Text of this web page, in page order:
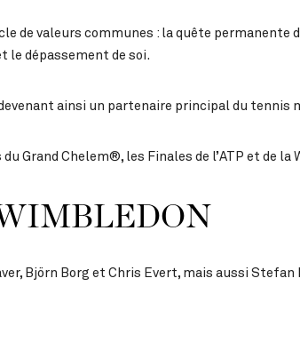
de valeurs communes : la quête permanente
le dépassement de soi.
ainsi un partenaire principal du
Chelem®, les Finales de l’ATP et de la
Björn Borg et Chris Evert, mais aussi